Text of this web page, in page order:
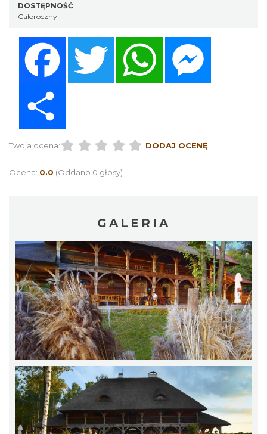
DOSTĘPNOŚĆ
Całoroczny
Twitter
Twoja ocena: DODAJ OCENĘ
Ocena: 0.0 (Oddano 0 głosy)
GALERIA